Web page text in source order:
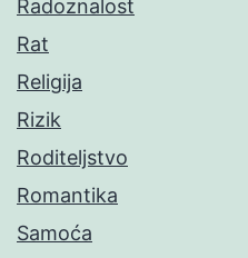
Radoznalost
Rat
Religija
Rizik
Roditeljstvo
Romantika
Samoća